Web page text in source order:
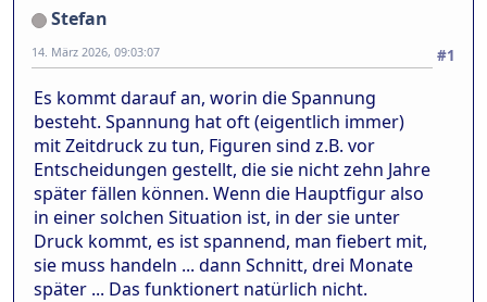
Stefan
#1
14. März 2026, 09:03:07
Es kommt darauf an, worin die Spannung
besteht. Spannung hat oft (eigentlich immer)
mit Zeitdruck zu tun, Figuren sind z.B. vor
Entscheidungen gestellt, die sie nicht zehn Jahre
später fällen können. Wenn die Hauptfigur also
in einer solchen Situation ist, in der sie unter
Druck kommt, es ist spannend, man fiebert mit,
sie muss handeln ... dann Schnitt, drei Monate
später ... Das funktionert natürlich nicht.